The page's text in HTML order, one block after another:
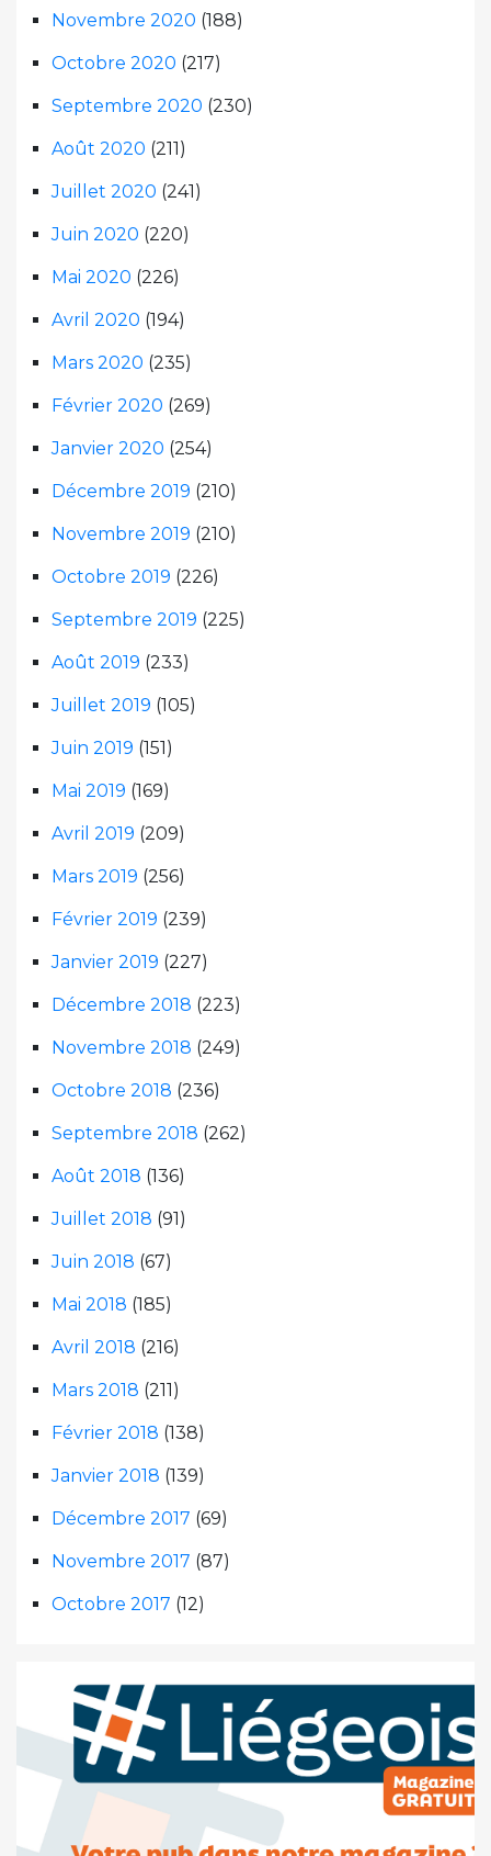
Novembre 2020 (188)
Octobre 2020 (217)
Septembre 2020 (230)
Août 2020 (211)
Juillet 2020 (241)
Juin 2020 (220)
Mai 2020 (226)
Avril 2020 (194)
Mars 2020 (235)
Février 2020 (269)
Janvier 2020 (254)
Décembre 2019 (210)
Novembre 2019 (210)
Octobre 2019 (226)
Septembre 2019 (225)
Août 2019 (233)
Juillet 2019 (105)
Juin 2019 (151)
Mai 2019 (169)
Avril 2019 (209)
Mars 2019 (256)
Février 2019 (239)
Janvier 2019 (227)
Décembre 2018 (223)
Novembre 2018 (249)
Octobre 2018 (236)
Septembre 2018 (262)
Août 2018 (136)
Juillet 2018 (91)
Juin 2018 (67)
Mai 2018 (185)
Avril 2018 (216)
Mars 2018 (211)
Février 2018 (138)
Janvier 2018 (139)
Décembre 2017 (69)
Novembre 2017 (87)
Octobre 2017 (12)